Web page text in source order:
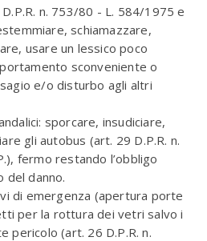
n. 753/80 - L. 584/1975 e
schiamazzare,
usare un lessico poco
sconveniente o
e/o disturbo agli altri
sporcare, insudiciare,
gli autobus (art. 29 D.P.R. n.
fermo restando l’obbligo
del danno.
di emergenza (apertura porte
per la rottura dei vetri salvo i
pericolo (art. 26 D.P.R. n.